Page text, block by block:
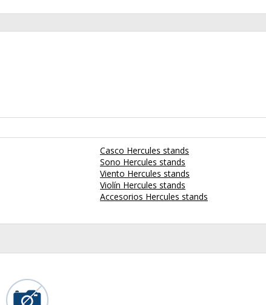
Casco Hercules stands
Sono Hercules stands
Viento Hercules stands
Violín Hercules stands
Accesorios Hercules stands